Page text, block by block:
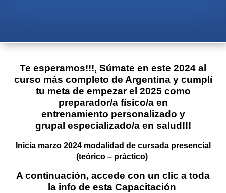
Te esperamos!!!, Súmate en este 2024 al
curso más completo de Argentina y cumplí
tu meta de empezar el 2025 como
preparador/a físico/a en
entrenamiento personalizado y
grupal especializado/a en salud !!!
Inicia marzo 2024 modalidad de cursada presencial
(teórico – práctico)
A continuación, accede con un clic a toda
la info de esta Capacitación